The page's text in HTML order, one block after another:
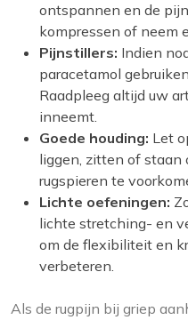
ontspannen en de
kompressen of neem
Pijnstillers: Indien
paracetamol
Raadpleeg altijd uw
inneemt.
Goede houding: Let
liggen, zitten of staan
rugspieren te
Lichte oefeningen:
lichte stretching- en
om de flexibiliteit en
verbeteren.
Als de rugpijn bij griep